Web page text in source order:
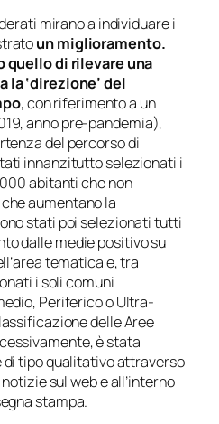
mirano a individuare i
un miglioramento.
quello di rilevare una
‘direzione’ del
, con riferimento a un
anno pre-pandemia),
del percorso di
innanzitutto selezionati i
abitanti che non
aumentano la
stati poi selezionati tutti
dalle medie positivo su
tematica e, tra
i soli comuni
Periferico o Ultra-
delle Aree
è stata
tipo qualitativo attraverso
sul web e all’interno
stampa.